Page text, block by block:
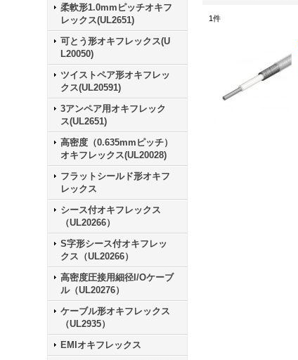
柔軟形1.0mmピッチオキフ
レックス(UL2651)
可とう形オキフレックス(U
L20050)
ツイストペア形オキフレッ
クス(UL20591)
3アンペア用オキフレック
ス(UL2651)
高密度（0.635mmピッチ）
オキフレックス(UL20028)
フラットシールド形オキフ
レックス
シース付オキフレックス
（UL20266）
S字形シース付オキフレッ
クス（UL20266）
高密度圧接用細径I/Oケーブ
ル（UL20276）
ケーブル形オキフレックス
（UL2935）
EMIオキフレックス
1件